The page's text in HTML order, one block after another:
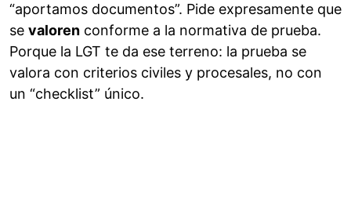
“aportamos documentos”. Pide expresamente que
se valoren conforme a la normativa de prueba.
Porque la LGT te da ese terreno: la prueba se
valora con criterios civiles y procesales, no con
un “checklist” único.